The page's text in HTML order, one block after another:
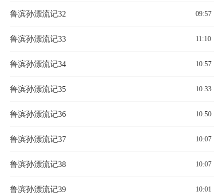
鲁滨孙漂流记32 09:57
鲁滨孙漂流记33 11:10
鲁滨孙漂流记34 10:57
鲁滨孙漂流记35 10:33
鲁滨孙漂流记36 10:50
鲁滨孙漂流记37 10:07
鲁滨孙漂流记38 10:07
鲁滨孙漂流记39 10:01